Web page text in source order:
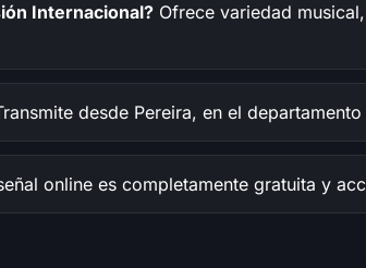
Internacional? Ofrece variedad
desde Pereira, en el
online es completamente gratuita y